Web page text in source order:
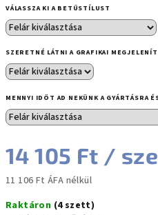
VÁLASSZA KI A BETŰSTÍLUST
SZERETNÉ LÁTNI A GRAFIKAI
MENNYI IDŐT AD NEKÜNK A GYÁRTÁSRA
14 105 Ft /
11 106 Ft ÁFA nélkül
Raktáron (4 szett)